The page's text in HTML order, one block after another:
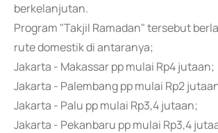
berkelanjutan.
Program "Takjil Ramadan" tersebut
rute domestik di antaranya;
Jakarta - Makassar pp mulai Rp4 jutaan;
Jakarta - Palembang pp mulai Rp2
Jakarta - Palu pp mulai Rp3,4 jutaan;
Jakarta - Pekanbaru pp mulai Rp3,4